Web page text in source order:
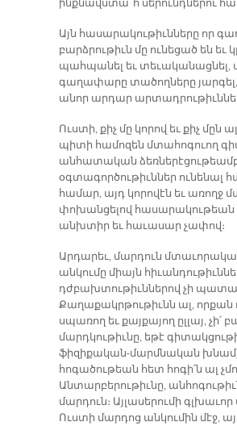
ինքնավստա՜հ սերունդներու
Այն հասարակութիւնները որ
բարձրութիւն մը ունեցած են եւ
պահպանել եւ տեւականացնել,
գաղափարը տածողները
անոր արդար
Ուստի, քիչ մը կորով եւ քիչ մըն
պիտի համոզեն մտահոգուող
անհատական ձեռներէցութեամբ
օգտագործութիւններ ունենալ
համար, այդ կորովէն եւ առողջ
փոխանցելով հասարակութեան
անխտիր եւ հաւասար չափով։
Արդարեւ, մարդուն
անկումը միայն
դժբախտութիւններով չի
Քաղաքակրթութիւնն ալ, որքան
սպառող եւ քայքայող ըլլայ, չի՛
մարդկութիւնը, եթէ
ֆիզիքական-մարմնական
հոգածութեան հետ հոգի՛ն ալ
Անտարբերութիւնը,
մարդուն։ Այլասերումի
Ուստի մարդոց անկումին մէջ,